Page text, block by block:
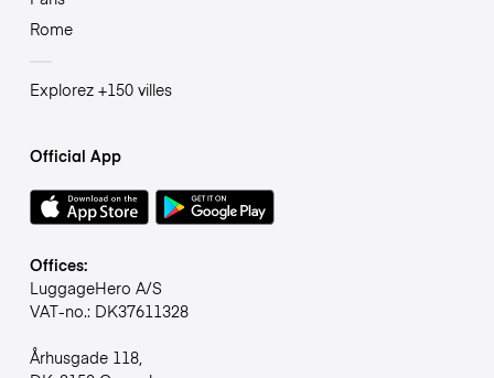
Rome
Explorez +150 villes
Official App
Offices:
LuggageHero A/S
VAT-no.: DK37611328
Århusgade 118,